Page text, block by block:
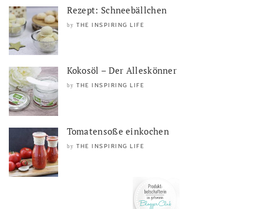
Rezept: Schneebällchen
by THE INSPIRING LIFE
Kokosöl – Der Alleskönner
by THE INSPIRING LIFE
Tomatensoße einkochen
by THE INSPIRING LIFE